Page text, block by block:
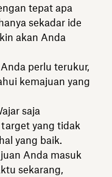
tepat apa
sekadar ide
akan Anda
perlu terukur,
kemajuan yang
saja
yang tidak
yang baik.
Anda masuk
sekarang,